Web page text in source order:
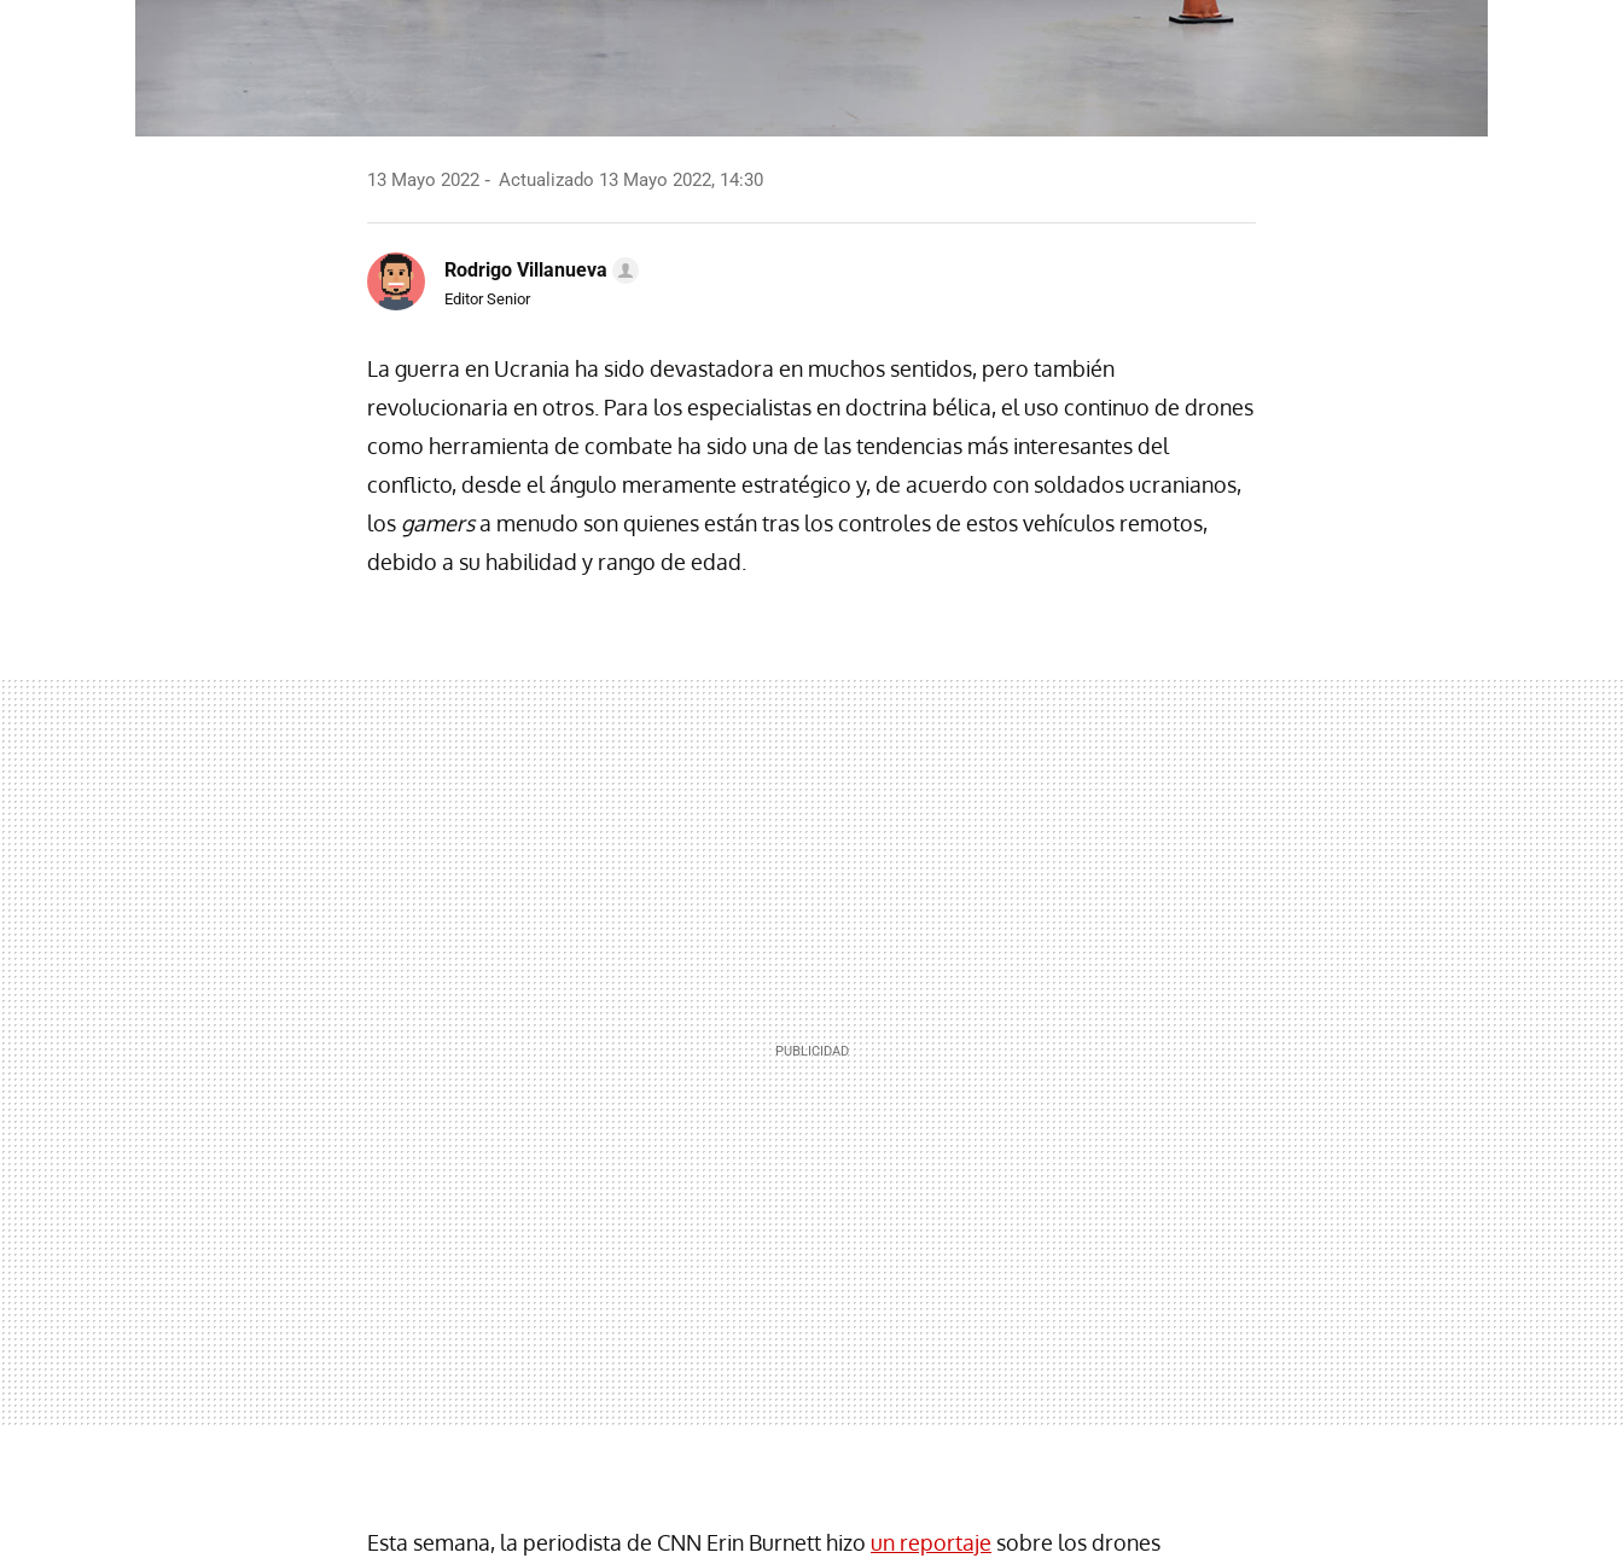
13 Mayo 2022 Actualizado 13 Mayo 2022, 14:30
Rodrigo Villanueva
Editor Senior
La guerra en Ucrania ha sido devastadora en muchos sentidos, pero también
revolucionaria en otros. Para los especialistas en doctrina bélica, el uso continuo de drones
como herramienta de combate ha sido una de las tendencias más interesantes del
conflicto, desde el ángulo meramente estratégico y, de acuerdo con soldados ucranianos,
los gamersa menudo son quienes están tras los controles de estos vehículos remotos,
debido a su habilidad y rango de edad.
Esta semana, la periodista de CNN Erin Burnett hizo un reportaje sobre los drones